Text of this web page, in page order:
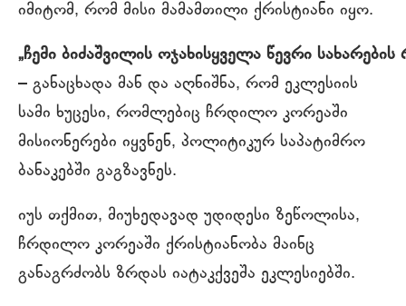
იმიტომ, რომ მისი მამამთილი ქრისტიანი იყო.
„ჩემი ბიძაშვილის ოჯახისყველა წევრი სახარების
– განაცხადა მან და აღნიშნა, რომ ეკლესიის
სამი ხუცესი, რომლებიც ჩრდილო კორეაში
მისიონერები იყვნენ, პოლიტიკურ საპატიმრო
ბანაკებში გაგზავნეს.
იუს თქმით, მიუხედავად უდიდესი ზეწოლისა,
ჩრდილო კორეაში ქრისტიანობა მაინც
განაგრძობს ზრდას იატაკქვეშა ეკლესიებში.